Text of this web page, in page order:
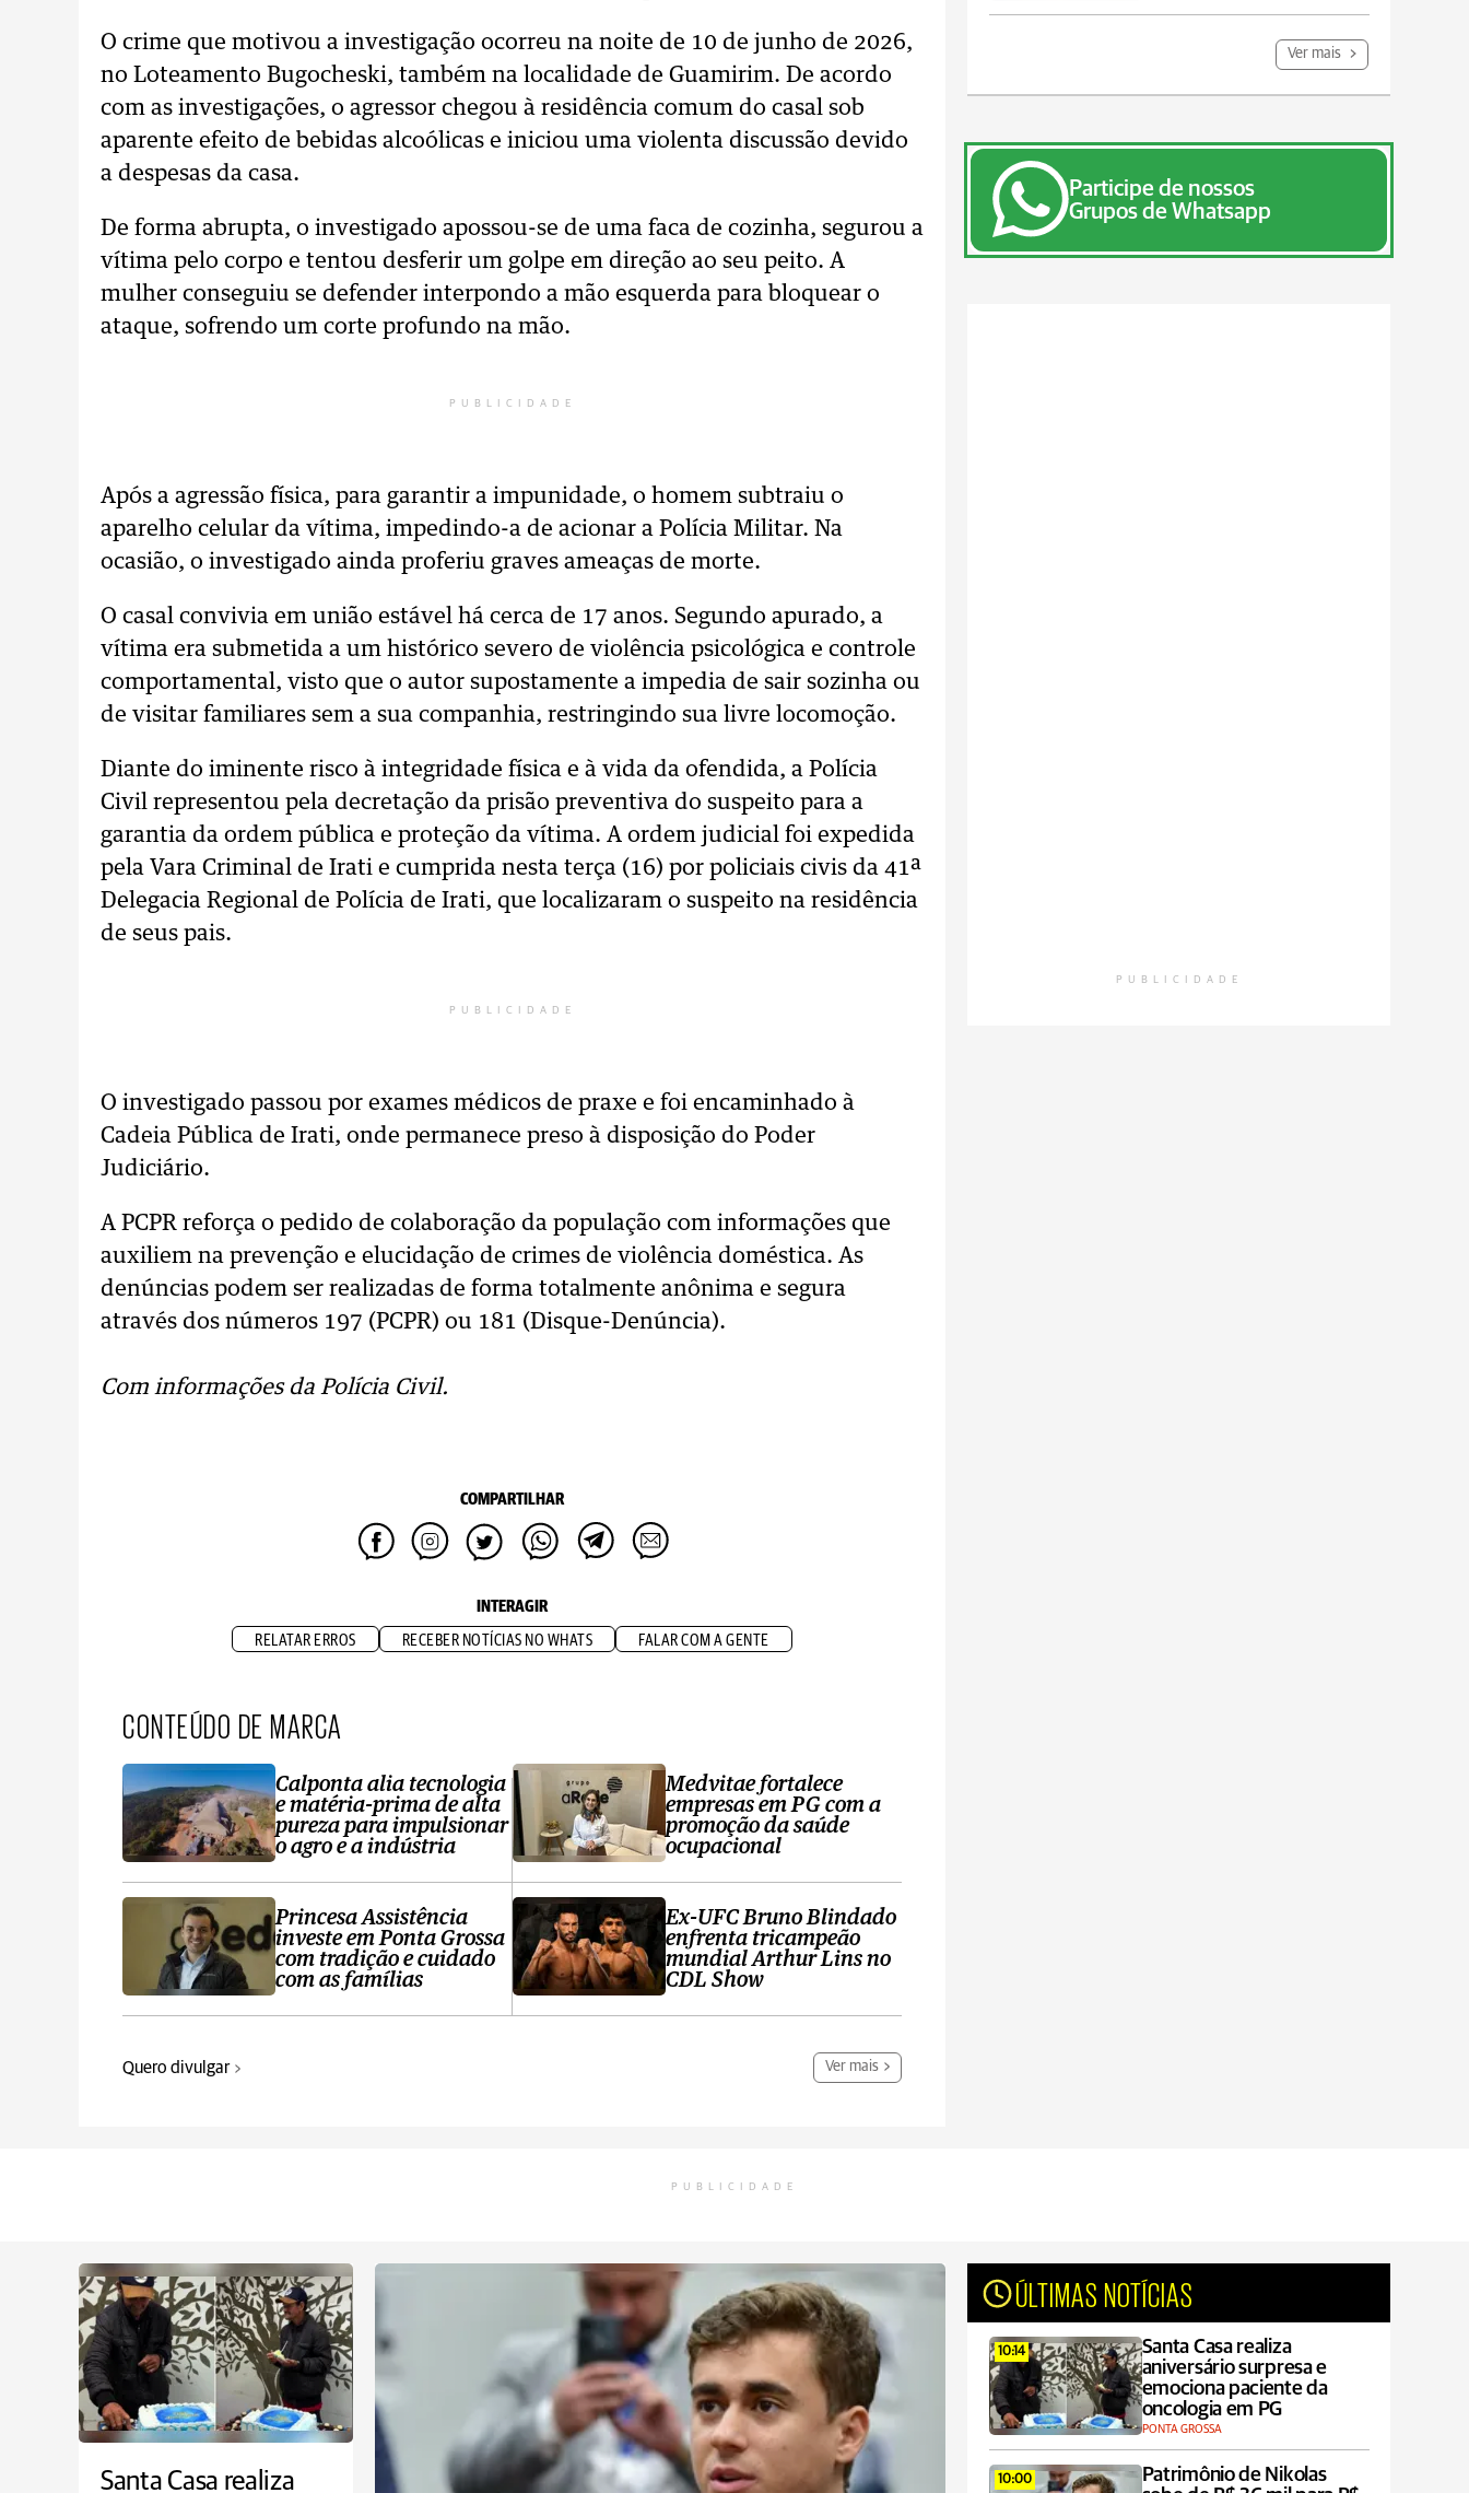
O crime que motivou a investigação ocorreu na noite de 10 de junho de 2026,
no Loteamento Bugocheski, também na localidade de Guamirim. De acordo
com as investigações, o agressor chegou à residência comum do casal sob
aparente efeito de bebidas alcoólicas e iniciou uma violenta discussão devido
a despesas da casa.
De forma abrupta, o investigado apossou-se de uma faca de cozinha, segurou a
vítima pelo corpo e tentou desferir um golpe em direção ao seu peito. A
mulher conseguiu se defender interpondo a mão esquerda para bloquear o
ataque, sofrendo um corte profundo na mão.
PUBLICIDADE
Após a agressão física, para garantir a impunidade, o homem subtraiu o
aparelho celular da vítima, impedindo-a de acionar a Polícia Militar. Na
ocasião, o investigado ainda proferiu graves ameaças de morte.
O casal convivia em união estável há cerca de 17 anos. Segundo apurado, a
vítima era submetida a um histórico severo de violência psicológica e controle
comportamental, visto que o autor supostamente a impedia de sair sozinha ou
de visitar familiares sem a sua companhia, restringindo sua livre locomoção.
Diante do iminente risco à integridade física e à vida da ofendida, a Polícia
Civil representou pela decretação da prisão preventiva do suspeito para a
garantia da ordem pública e proteção da vítima. A ordem judicial foi expedida
pela Vara Criminal de Irati e cumprida nesta terça (16) por policiais civis da 41ª
Delegacia Regional de Polícia de Irati, que localizaram o suspeito na residência
de seus pais.
PUBLICIDADE
O investigado passou por exames médicos de praxe e foi encaminhado à
Cadeia Pública de Irati, onde permanece preso à disposição do Poder
Judiciário.
A PCPR reforça o pedido de colaboração da população com informações que
auxiliem na prevenção e elucidação de crimes de violência doméstica. As
denúncias podem ser realizadas de forma totalmente anônima e segura
através dos números 197 (PCPR) ou 181 (Disque-Denúncia).
Com informações da Polícia Civil.
COMPARTILHAR
INTERAGIR
RELATAR ERROS RECEBER NOTÍCIAS NO WHATS FALAR COM A GENTE
CONTEÚDO DE MARCA
Calponta alia tecnologia
e matéria-prima de alta
pureza para impulsionar
o agro e a indústria
Princesa Assistência
investe em Ponta Grossa
com tradição e cuidado
com as famílias
Medvitae fortalece
empresas em PG com a
promoção da saúde
ocupacional
Ex-UFC Bruno Blindado
enfrenta tricampeão
mundial Arthur Lins no
CDL Show
Quero divulgar Ver mais
Ver mais
Participe de nossos
Grupos de Whatsapp
PUBLICIDADE
PUBLICIDADE
Santa Casa realiza
ÚLTIMAS NOTÍCIAS
10:14
Santa Casa realiza
aniversário surpresa e
emociona paciente da
oncologia em PG
PONTA GROSSA
10:00
Patrimônio de Nikolas